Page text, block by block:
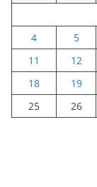
4
5
11
12
18
19
25
26